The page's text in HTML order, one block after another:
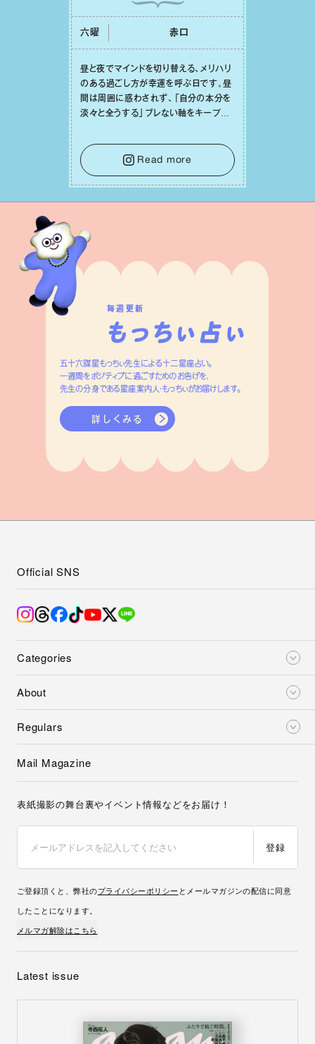
六曜 ⾚⼝
昼と夜でマインドを切り替える、メリハリ
のある過ごし⽅が幸運を呼ぶ⽇です。昼
間は周囲に惑わされず、「⾃分の本分を
淡々と全うする」ブレない軸をキープし
⾔葉に流されないよう、⼼にしっかりブ
レーキをかけること。この意識の切り替
えが、あなたに確かな安⼼感をもたらす
はずです。
Read more
毎週更新
五十六謀星もっちぃ先生による十二星座占い。
一週間をポジティブに過ごすためのお告げを、
先生の分身である星座案内人・もっちぃがお届けします。
詳しくみる
Categories
About
Regulars
Official SNS
Mail Magazine
表紙撮影の舞台裏やイベント情報などをお届け！
登録
ご登録頂くと、弊社のプライバシーポリシー とメールマガジンの配信に同意
したことになります。
メルマガ解除はこちら
Latest issue